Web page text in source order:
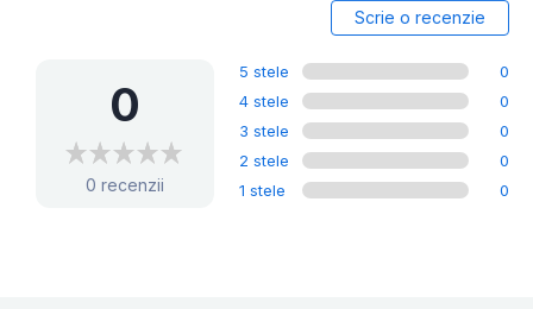
Scrie o recenzie
0
0 recenzii
5 stele
0
4 stele
0
3 stele
0
2 stele
0
1 stele
0